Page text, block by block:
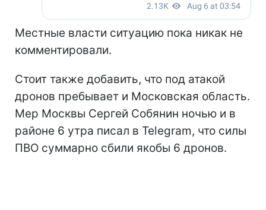
Местные власти ситуацию пока никак не
комментировали.
Стоит также добавить, что под атакой
дронов пребывает и Московская область.
Мер Москвы Сергей Собянин ночью и в
районе 6 утра писал в Telegram, что силы
ПВО суммарно сбили якобы 6 дронов.